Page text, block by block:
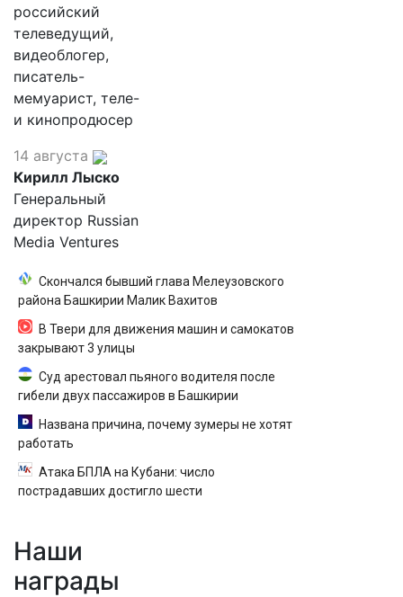
российский
телеведущий,
видеоблогер,
писатель-
мемуарист, теле-
и кинопродюсер
14 августа
Кирилл Лыско
Генеральный
директор Russian
Media Ventures
Скончался бывший глава Мелеузовского
района Башкирии Малик Вахитов
В Твери для движения машин и самокатов
закрывают 3 улицы
Суд арестовал пьяного водителя после
гибели двух пассажиров в Башкирии
Названа причина, почему зумеры не хотят
работать
Атака БПЛА на Кубани: число
пострадавших достигло шести
Наши
награды